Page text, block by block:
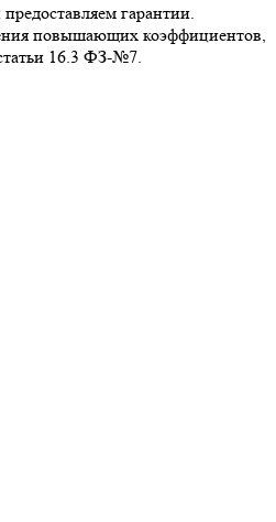
гарантии.
повышающих коэффициентов,
16.3 ФЗ-№7.